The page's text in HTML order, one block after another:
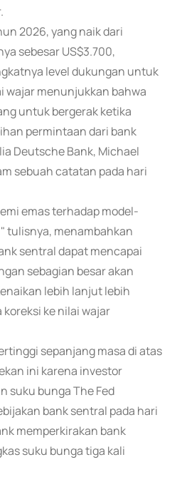
2026, yang naik dari
sebesar US$3.700,
level dukungan untuk
wajar menunjukkan bahwa
untuk bergerak ketika
permintaan dari bank
Deutsche Bank, Michael
sebuah catatan pada hari
emas terhadap model-
tulisnya, menambahkan
sentral dapat mencapai
sebagian besar akan
lebih lanjut lebih
ke nilai wajar
sepanjang masa di atas
ini karena investor
suku bunga The Fed
bank sentral pada hari
memperkirakan bank
suku bunga tiga kali